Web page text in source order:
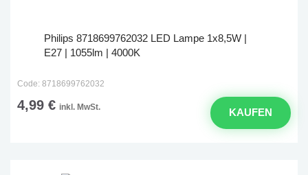
Philips 8718699762032 LED Lampe 1x8,5W |
E27 | 1055lm | 4000K
Code: 8718699762032
4,99 € inkl. MwSt. KAUFEN